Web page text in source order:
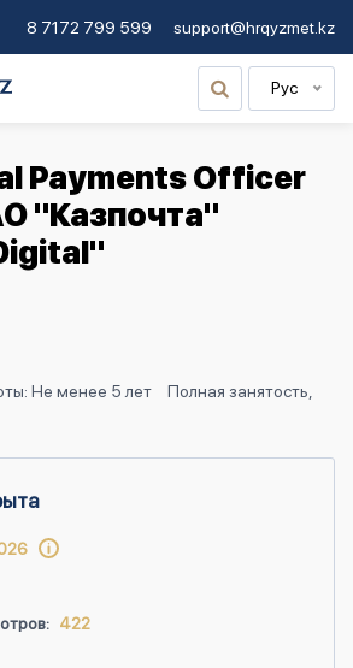
8 7172 799 599 support@hrqyzmet.kz
Рус
Payments Officer
"Казпочта"
Не менее 5 лет
Полная занятость,
422